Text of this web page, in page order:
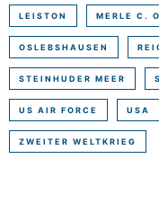
LEISTON MERLE C.
OSLEBSHAUSEN
STEINHUDER MEER
US AIR FORCE USA
ZWEITER WELTKRIEG